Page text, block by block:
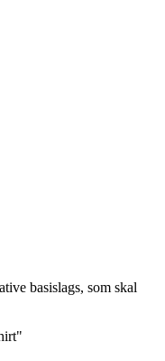
basislags, som skal